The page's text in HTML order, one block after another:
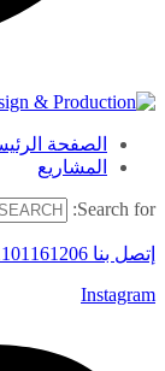
الصفحة
المشاريع
Search for:
إتصل بنا 01101161206
Instagram